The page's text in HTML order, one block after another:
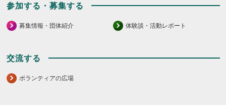
参加する・募集する
募集情報・団体紹介 体験談・活動レポート
交流する
ボランティアの広場